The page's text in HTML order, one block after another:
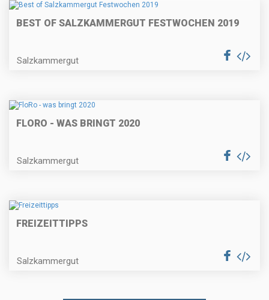
BEST OF SALZKAMMERGUT FESTWOCHEN 2019
Salzkammergut
FLORO - WAS BRINGT 2020
Salzkammergut
FREIZEITTIPPS
Salzkammergut